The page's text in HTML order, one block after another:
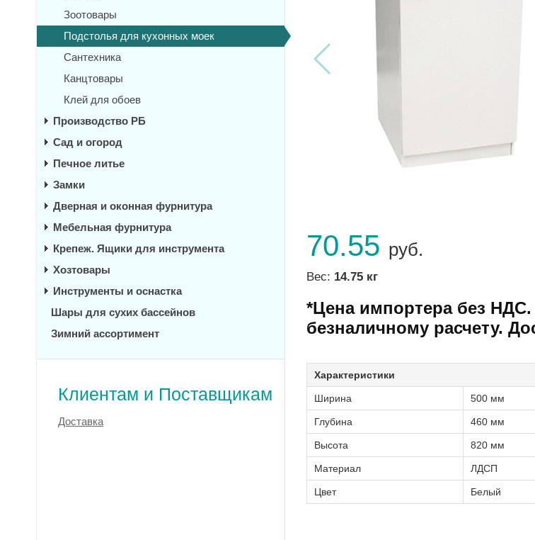
70.55 руб.
Вес: 14.75 кг
*Цена импортера без
безналичному расчету.
Характеристики
Ширина 500 мм
Глубина 460 мм
Высота 820 мм
Материал ЛДСП
Цвет Белый
Зоотовары
Подстолья для кухонных моек
Сантехника
Канцтовары
Клей для обоев
Производство РБ
Сад и огород
Печное литье
Замки
Дверная и оконная фурнитура
Мебельная фурнитура
Крепеж. Ящики для инструмента
Хозтовары
Инструменты и оснастка
Шары для сухих бассейнов
Зимний ассортимент
Клиентам и Поставщикам
Доставка